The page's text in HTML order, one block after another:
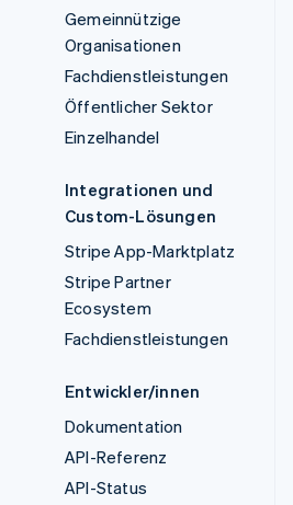
Gemeinnützige
Organisationen
Fachdienstleistungen
Öffentlicher Sektor
Einzelhandel
Integrationen und
Custom-Lösungen
Stripe App-Marktplatz
Stripe Partner
Ecosystem
Fachdienstleistungen
Entwickler/innen
Dokumentation
API-Referenz
API-Status